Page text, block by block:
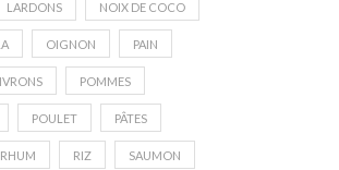
LARDONS NOIX DE COCO
OIGNON PAIN
POMMES
POULET PÂTES
RHUM RIZ SAUMON